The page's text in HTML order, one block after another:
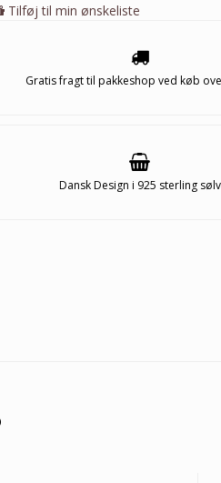
Tilføj til min ønskeliste
Gratis fragt til pakkeshop ved køb
Dansk Design i 925 sterling sølv